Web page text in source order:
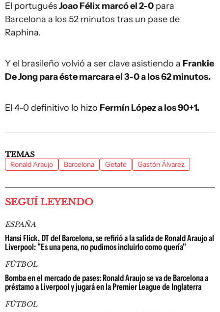
El portuguésJoao Félix marcó el 2-0 para
Barcelona a los 52 minutos tras un pase de
Raphina.
Y el brasileño volvió a ser clave asistiendo a Frankie
De Jong para éste marcara el 3-0 a los 62 minutos.
El 4-0 definitivo lo hizo Fermín López a los 90+1.
TEMAS
Ronald Araujo Barcelona Getafe Gastón Álvarez
SEGUÍ LEYENDO
ESPAÑA
Hansi Flick, DT del Barcelona, se refirió a la salida de Ronald Araujo al
Liverpool: "Es una pena, no pudimos incluirlo como quería"
FÚTBOL
Bomba en el mercado de pases: Ronald Araujo se va de Barcelona a
préstamo a Liverpool y jugará en la Premier League de Inglaterra
FÚTBOL